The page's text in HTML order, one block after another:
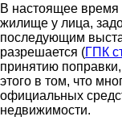
В настоящее время
жилище у лица,
последующим
разрешается (ГПК
принятию
этого в том, что
официальных
недвижимости.